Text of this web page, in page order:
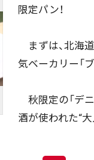
限定パン！
まずは、北海
気ベーカリー「
秋限定の「デ
酒が使われた“